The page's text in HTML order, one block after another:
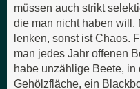
müssen auch strikt
die man nicht haben will.
lenken, sonst ist Chaos.
man jedes Jahr offenen
habe unzählige Beete,
Gehölzfläche, ein